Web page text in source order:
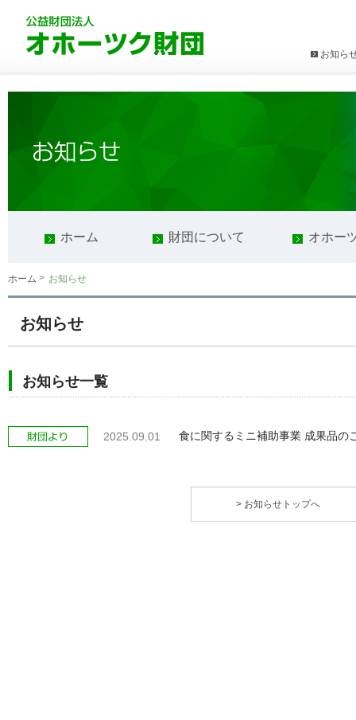
お知ら
ホーム 財団について オホー
ホーム > お知らせ
お知らせ
お知らせ一覧
2025.09.01 食に関するミニ補助事業 成果品
> お知らせトップへ